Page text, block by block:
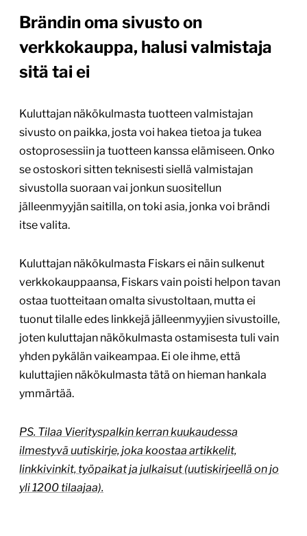
Brändin oma sivusto on
verkkokauppa, halusi valmistaja
sitä tai ei
Kuluttajan näkökulmasta tuotteen valmistajan
sivusto on paikka, josta voi hakea tietoa ja tukea
ostoprosessiin ja tuotteen kanssa elämiseen. Onko
se ostoskori sitten teknisesti siellä valmistajan
sivustolla suoraan vai jonkun suositellun
jälleenmyyjän saitilla, on toki asia, jonka voi brändi
itse valita.
Kuluttajan näkökulmasta Fiskars ei näin sulkenut
verkkokauppaansa, Fiskars vain poisti helpon tavan
ostaa tuotteitaan omalta sivustoltaan, mutta ei
tuonut tilalle edes linkkejä jälleenmyyjien sivustoille,
joten kuluttajan näkökulmasta ostamisesta tuli vain
yhden pykälän vaikeampaa. Ei ole ihme, että
kuluttajien näkökulmasta tätä on hieman hankala
ymmärtää.
PS. Tilaa Vierityspalkin kerran kuukaudessa
ilmestyvä uutiskirje, joka koostaa artikkelit,
linkkivinkit, työpaikat ja julkaisut (uutiskirjeellä on jo
yli 1200 tilaajaa).